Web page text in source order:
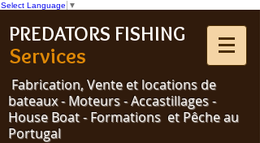
Select Language ▼
PREDATORS FISHING
Services
Fabrication, Vente et locations de
bateaux - Moteurs - Accastillages -
House Boat - Formations et Pêche au
Portugal